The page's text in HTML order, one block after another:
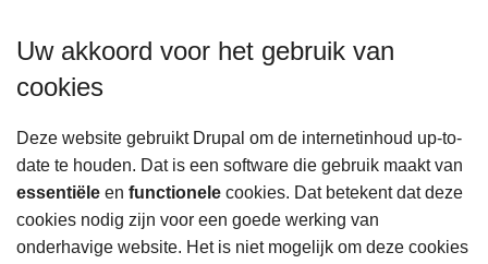
Uw akkoord voor het gebruik van
cookies
Deze website gebruikt Drupal om de internetinhoud up-to-
date te houden. Dat is een software die gebruik maakt van
essentiële en functionele cookies. Dat betekent dat deze
cookies nodig zijn voor een goede werking van
onderhavige website. Het is niet mogelijk om deze cookies